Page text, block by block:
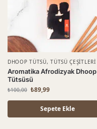
DHOOP TÜTSÜ,TÜTSÜ ÇEŞITLERI
Aromatika Afrodizyak Dhoop
Tütsüsü
₺100,00 ₺89,99
Sepete Ekle